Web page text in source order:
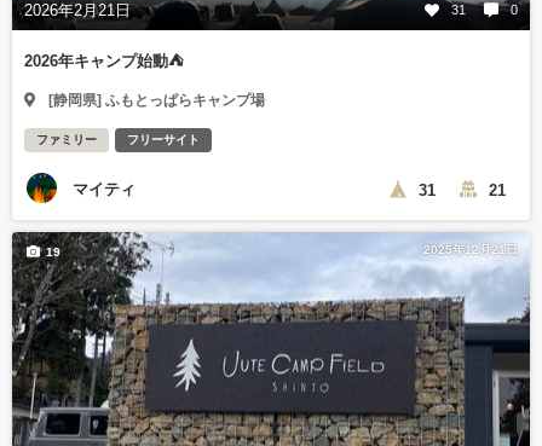
2026年2月21日 31 0
2026年キャンプ始動⛺️
[静岡県] ふもとっぱらキャンプ場
ファミリー フリーサイト
マイティ 31 21
2025年12月21日
19